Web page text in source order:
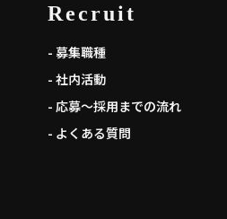
Recruit
- 募集職種
- 社内活動
- 応募～採用までの流れ
- よくある質問